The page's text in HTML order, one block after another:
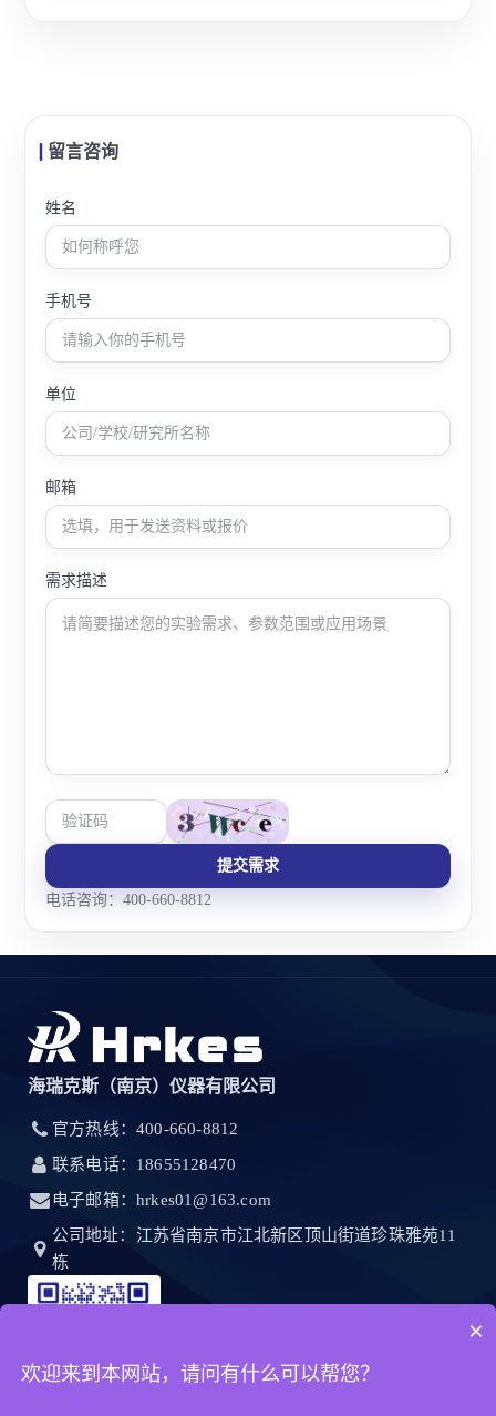
留言咨询
姓名
手机号
单位
邮箱
需求描述
提交需求
电话咨询：400-660-8812
海瑞克斯（南京）仪器有限公司
官方热线：400-660-8812
联系电话：18655128470
电子邮箱：hrkes01@163.com
公司地址：江苏省南京市江北新区顶山街道珍珠雅苑11
栋
×
欢迎来到本网站，请问有什么可以帮您？